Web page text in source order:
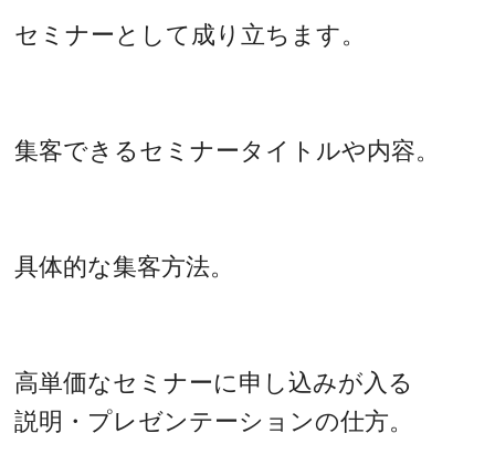
セミナーとして成り立ちます。
集客できるセミナータイトルや内容。
具体的な集客方法。
高単価なセミナーに申し込みが入る
説明・プレゼンテーションの仕方。